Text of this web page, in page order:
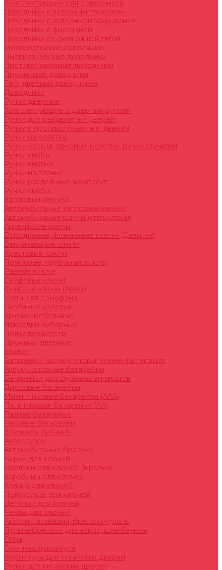
Комплектующие для доводчиков
Доводчики с ветровым тормозом
Доводчики с задержкой закрывания
Доводчики с фиксацией
Доводчики со скользящей тягой
Морозостойкие доводчики
Пневматические доводчики
Противопожарные доводчики
Пружинные доводчики
Тяги дверных доводчиков
Доводчики
Ручки дверные
Комплектующие к дверным ручкам
Ручки для раздвижных дверей
Ручки к противопожарным дверям
Ручки на розетке
Ручки-кольца, дверные молотки, ручки стучалки
Ручки кнобы
Ручки кнопки
Ручки на планке
Ручки раздельные, комплект
Ручки скобы
Заготовки ключей
Автомобильные заготовки ключей
Автомобильные ключи (спецключи)
Английские ключи
Бородковые, флажковые ключи (Дверняк)
Вертикальные ключи
Крестовые ключи
Помповые, трубчатые ключи
Разные ключи
Сейфовые ключи
Финские ключи (Abloy)
Чипы для домофона
Скобяные изделия
Крючки мебельные
Накладки амбарные
Полкодержатели
Пружины дверные
Уголки
Батарейки, аккумуляторы, элементы питания
Аккумуляторные батарейки
Батарейки для слуховых аппаратов
Дисковые батарейки
Мизинчиковые батарейки (AAA)
Пальчиковые батарейки (AA)
Разные батарейки
Часовые батарейки
Элементы питания
Аксессуары
Автомобильные брелоки
Бирки для ключей
Брелоки для ключей (Брелки)
Карабины для ключей
Кольца для ключей
Полукольца для ключей
Цепочки для ключей
Чехлы для ключей
Автосигнализация, брелоки-пульты
Пульты-брелоки для ворот, шлагбаумов
Окна
Оконная фурнитура
Фурнитура для китайских дверей
Ручки для китайских дверей